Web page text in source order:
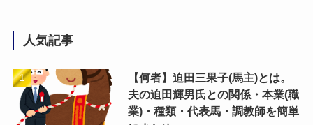
人気記事
【何者】迫田三果子(馬主)とは。
夫の迫田輝男氏との関係・本業(職
業)・種類・代表馬・調教師を簡単